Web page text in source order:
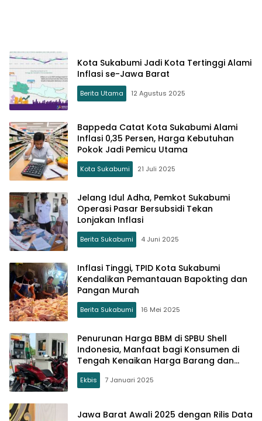
Kota Sukabumi Jadi Kota Tertinggi Alami
Inflasi se-Jawa Barat
Berita Utama 12 Agustus 2025
Bappeda Catat Kota Sukabumi Alami
Inflasi 0,35 Persen, Harga Kebutuhan
Pokok Jadi Pemicu Utama
Kota Sukabumi 21 Juli 2025
Jelang Idul Adha, Pemkot Sukabumi
Operasi Pasar Bersubsidi Tekan
Lonjakan Inflasi
Berita Sukabumi 4 Juni 2025
Inflasi Tinggi, TPID Kota Sukabumi
Kendalikan Pemantauan Bapokting dan
Pangan Murah
Berita Sukabumi 16 Mei 2025
Penurunan Harga BBM di SPBU Shell
Indonesia, Manfaat bagi Konsumen di
Tengah Kenaikan Harga Barang dan
Jasa
Ekbis 7 Januari 2025
Jawa Barat Awali 2025 dengan Rilis Data